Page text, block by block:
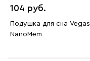
104
Подушка для сна Vegas
NanoMem